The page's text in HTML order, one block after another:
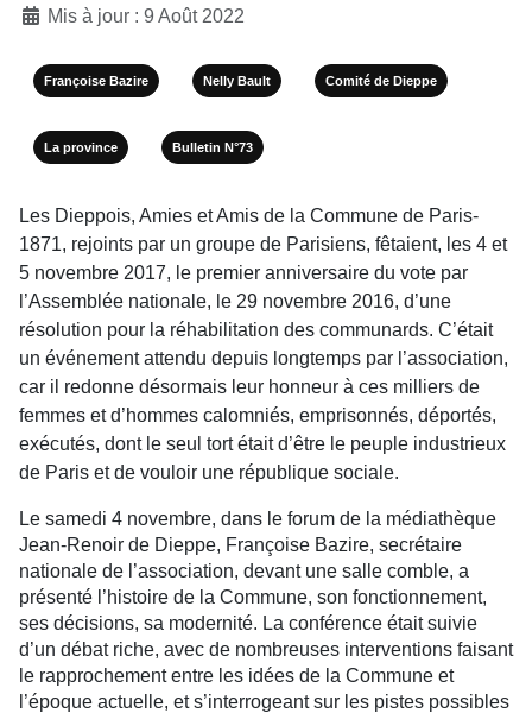
Mis à jour : 9 Août 2022
Françoise Bazire Nelly Bault Comité de Dieppe
La province Bulletin N°73
Les Dieppois, Amies et Amis de la Commune de Paris-
1871, rejoints par un groupe de Parisiens, fêtaient, les 4 et
5 novembre 2017, le premier anniversaire du vote par
l’Assemblée nationale, le 29 novembre 2016, d’une
résolution pour la réhabilitation des communards. C’était
un événement attendu depuis longtemps par l’association,
car il redonne désormais leur honneur à ces milliers de
femmes et d’hommes calomniés, emprisonnés, déportés,
exécutés, dont le seul tort était d’être le peuple industrieux
de Paris et de vouloir une république sociale.
Le samedi 4 novembre, dans le forum de la médiathèque
Jean-Renoir de Dieppe, Françoise Bazire, secrétaire
nationale de l’association, devant une salle comble, a
présenté l’histoire de la Commune, son fonctionnement,
ses décisions, sa modernité. La conférence était suivie
d’un débat riche, avec de nombreuses interventions faisant
le rapprochement entre les idées de la Commune et
l’époque actuelle, et s’interrogeant sur les pistes possibles